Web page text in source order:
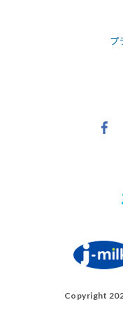
Copyright
プ